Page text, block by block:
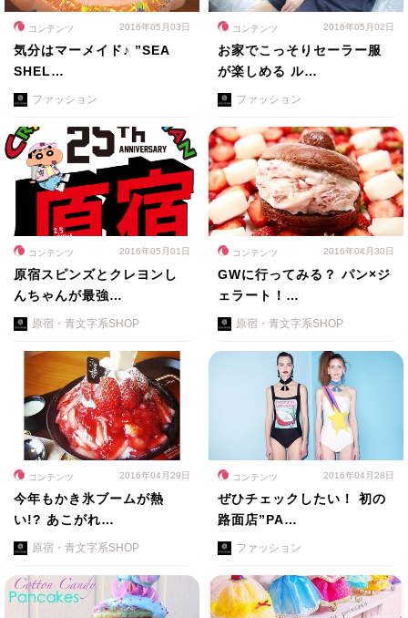
コンテンツ 2016年05月03日
気分はマーメイド♪ ”SEA
SHEL…
ファッション
コンテンツ 2016年05月02日
お家でこっそりセーラー服
が楽しめる ル…
ファッション
コンテンツ 2016年05月01日
原宿スピンズとクレヨンし
んちゃんが最強…
原宿・青文字系SHOP
コンテンツ 2016年04月30日
GWに行ってみる？ パン×ジ
ェラート！…
原宿・青文字系SHOP
コンテンツ 2016年04月29日
今年もかき氷ブームが熱
い!? あこがれ…
原宿・青文字系SHOP
コンテンツ 2016年04月28日
ぜひチェックしたい！ 初の
路面店”PA…
ファッション